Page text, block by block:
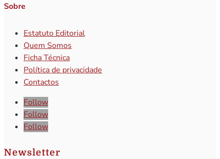
Sobre
Estatuto Editorial
Quem Somos
Ficha Técnica
Política de privacidade
Contactos
Follow
Follow
Follow
Newsletter